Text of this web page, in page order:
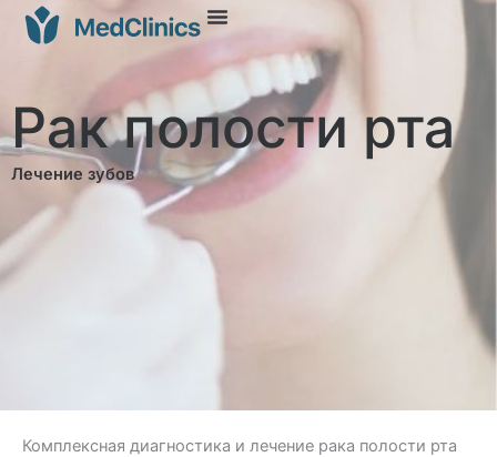
Рак полости рта
Лечение зубов
Комплексная диагностика и лечение рака полости рта